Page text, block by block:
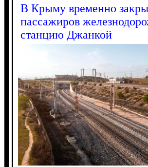
В Крыму временно
пассажиров
станцию Джанкой